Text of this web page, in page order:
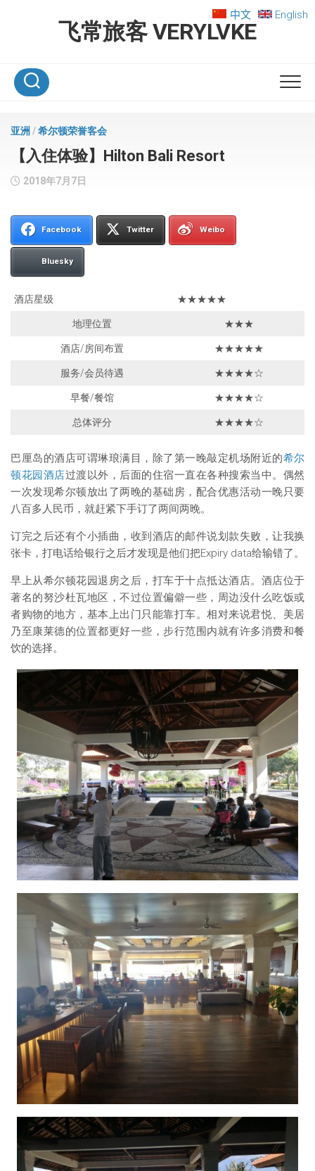
飞常旅客 VERYLVKE
中文 English
亚洲 /希尔顿荣誉客会
【入住体验】Hilton Bali Resort
2018年7月7日
Facebook Twitter Weibo
Bluesky
酒店星级 ★★★★★
地理位置 ★★★
酒店/房间布置 ★★★★★
服务/会员待遇 ★★★★☆
早餐/餐馆 ★★★★☆
总体评分 ★★★★☆
巴厘岛的酒店可谓琳琅满目，除了第一晚敲定机场附近的希尔
顿花园酒店过渡以外，后面的住宿一直在各种搜索当中。偶然
一次发现希尔顿放出了两晚的基础房，配合优惠活动一晚只要
八百多人民币，就赶紧下手订了两间两晚。
订完之后还有个小插曲，收到酒店的邮件说划款失败，让我换
张卡，打电话给银行之后才发现是他们把Expiry data给输错了。
早上从希尔顿花园退房之后，打车于十点抵达酒店。酒店位于
著名的努沙杜瓦地区，不过位置偏僻一些，周边没什么吃饭或
者购物的地方，基本上出门只能靠打车。相对来说君悦、美居
乃至康莱德的位置都更好一些，步行范围内就有许多消费和餐
饮的选择。